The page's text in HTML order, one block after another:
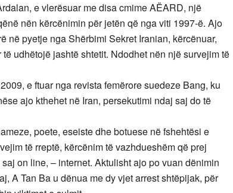
e vlerësuar me disa cmime AËARD, një
nën kërcënimin për jetën që nga viti 1997-ë. Ajo
në pyetje nga Shërbimi Sekret Iranian, kërcënuar,
udhëtojë jashtë shtetit. Ndodhet nën një survejim të
e ftuar nga revista femërore suedeze Bang, ku
ajo kthehet në Iran, persekutimi ndaj saj do të
poete, eseiste dhe botuese në fshehtësi e
të rreptë, kërcënim të vazhdueshëm që prej
on line, – internet. Aktulisht ajo po vuan dënimin
A Tan Ba u dënua me dy vjet arrest shtëpijak, për